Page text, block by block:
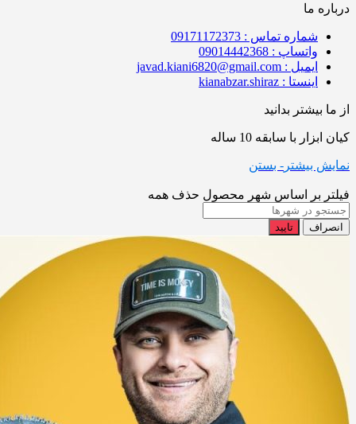
درباره ما
شماره تماس : 09171172373
واتساپ : 09014442368
ایمیل : javad.kiani6820@gmail.com
اینستا : kianabzar.shiraz
از ما بیشتر بدانید
کیان ابزار با سابقه 10 ساله
نمایش بیشتر - بستن
فیلتر بر اساس شهر محصول حذف همه
انصراف تایید